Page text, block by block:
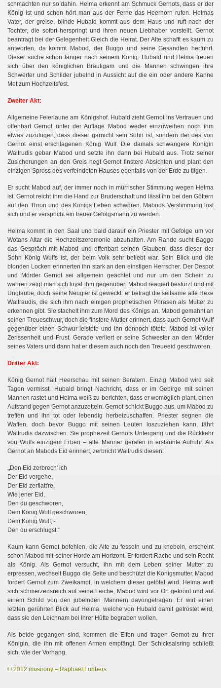
schmachten nur so dahin. Helma erkennt am Schmuck Gernots, dass er der
König ist und schon hört man aus der Ferne das Heerhorn rufen. Helmas
Vater, der greise, blinde Hubald kommt aus dem Haus und ruft nach der
Tochter, die sofort herspringt und ihren neuen Liebhaber vorstellt. Gernot
beantragt bei der Gelegenheit Gleich die Heirat. Der Alte schafft es kaum zu
antworten, da kommt Mabod, der Buggo und seine Gesandten herführt.
Dieser suche schon länger nach seinem König. Hubald und Helma freuen
sich über den königlichen Bräutigam und die Mannen schwingen ihre
Schwerter und Schilder jubelnd in Aussicht auf die ein oder andere Kanne
Met zum Hochzeitsfest.
Zweiter Akt:
Allgemeine Feierlaune am Königshof. Hubald zieht Gernot ins Vertrauen und
offenbart Gernot unter der Auflage Mabod weder einzuweihen noch ihm
etwas zuzufügen, dass dieser garnicht sein Sohn ist, sondern der des von
Gernot einst erschlagenen König Wulf. Die damals schwangere Königin
Waltrudis gebar Mabod und setzte ihn dann bei Hubald aus. Trotz seiner
Zusicherungen an den Greis hegt Gernot finstere Absichten und plant den
einzigen Spross des verfeindeten Hauses ebenfalls von der Erde zu tilgen.
Er sucht Mabod auf, der immer noch in mürrischer Stimmung wegen Helma
ist. Gernot reicht ihm die Hand zur Bruderschaft und lässt ihn bei den Göttern
auf den Thron und des Königs Leben schwören. Mabods Verstimmung löst
sich und er verspricht ein treuer Gefolgsmann zu werden.
Helma kommt in den Saal und bald darauf ein Priester mit Gefolge um vor
Wotans Altar die Hochzeitszeremonie abzuhalten. Am Rande sucht Baggo
das Gespräch mit Mabod und offenbart seinen Glauben, dass dieser der
Sohn König Wulfs ist, der beim Volk sehr beliebt war. Sein Blick und die
blonden Locken erinnerten ihn stark an den einstigen Herrscher. Der Despot
und Mörder Gernot sei allgemein geächtet und nur um den Schein zu
wahren zeigt man sich loyal ihm gegenüber. Mabod reagiert bestürzt und mit
Unglaube, doch seine Neugier ist geweckt: er befragt die seltsame alte Hexe
Waltraudis, die sich ihm nach einigen prophetischen Phrasen als Mutter zu
erkennen gibt. Sie stachelt ihm zum Mord des Königs an. Mabod gemahnt an
seinen Treueschwur, doch die finstere Mutter erinnert, dass auch Gernot Wulf
gegenüber einen Schwur leistete und ihn dennoch tötete. Mabod ist voller
Zerissenheit und Frust. Gerade verliert er seine Schwester an den Mörder
seines Vaters und dann hat er diesem auch noch den Treueeid geschworen.
Dritter Akt:
König Gernot hält Heerschau mit seinen Beratern. Einzig Mabod wird seit
Tagen vermisst. Hubald bringt Nachricht, dass er im Gebirge mit seinen
Mannen rastet und Helma weiß zu berichten, dass er womöglich plant, einen
Aufstand gegen Gernot anzuzetteln. Gernot schickt Buggo aus, um Mabod zu
treffen und ihn tot oder lebendig herbeizuschaffen. Priester segnen die
Waffen, doch bevor Buggo mit seinen Leuten loszuziehen kann, fährt
Waltrudis dazwischen. Sie prophezeit Gernots Untergang und die Rückkehr
von Wulfs einzigem Erben – alle Männer geraten in erstaunte Aufruhr. Als
Gernot an Mabods Eid erinnert, zerbricht Waltrudis diesen:
„Den Eid zerbrech' ich
Der Eid vergehe,
Der Eid zerflatt're,
Wie jener Eid,
Den du geschworen,
Dem König Wulf geschworen,
Dem König Wulf, -
Den du erschlugst.“
Kaum kann Gernot befehlen, die Alte zu fesseln und zu knebeln, erscheint
schon Mabod mit seiner Horde am Horizont. Er fordert Rache und sein Recht
als König. Als Gernot versucht, ihn mit dem Leben seiner Mutter zu
erpressen, wechselt Buggo die Seite und beschützt die Königsmutter. Mabod
fordert Gernot zum Zweikampf, in welchem dieser getötet wird. Helma wirft
sich schmerzensreich auf seine Leiche, Mabod wird vor Ort gekrönt und auf
einem Schild von den jubelnden Männern davongetragen. Er wirf einen
letzten gerührten Blick auf Helma, welche von Hubald damit getröstet wird,
dass sie den Leichnam bei Ihrer Hütte begraben wollen.
Als beide gegangen sind, kommen die Elfen und tragen Gernot zu Ihrer
Königin, die ihn mit offenen Armen empfängt. Der Schicksalsring schließt
sich, wie der Vorhang.
© 2012 musirony – Raphael Lübbers